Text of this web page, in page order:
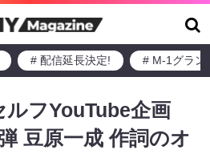
# 配信延長決定! # M-1グラン
フYouTube企画
豆原一成 作詞のオ